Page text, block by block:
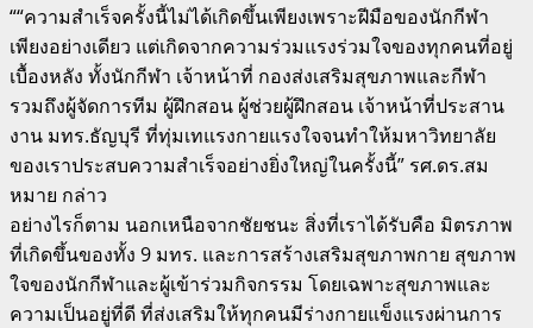
““ความสำเร็จครั้งนี้ไม่ได้เกิดขึ้นเพียงเพราะฝีมือของนักกีฬา
เพียงอย่างเดียว แต่เกิดจากความร่วมแรงร่วมใจของทุกคนที่อยู่
เบื้องหลัง ทั้งนักกีฬา เจ้าหน้าที่ กองส่งเสริมสุขภาพและกีฬา
รวมถึงผู้จัดการทีม ผู้ฝึกสอน ผู้ช่วยผู้ฝึกสอน เจ้าหน้าที่ประสาน
งาน มทร.ธัญบุรี ที่ทุ่มเทแรงกายแรงใจจนทำให้มหาวิทยาลัย
ของเราประสบความสำเร็จอย่างยิ่งใหญ่ในครั้งนี้” รศ.ดร.สม
หมาย กล่าว
อย่างไรก็ตาม นอกเหนือจากชัยชนะ สิ่งที่เราได้รับคือ มิตรภาพ
ที่เกิดขึ้นของทั้ง 9 มทร. และการสร้างเสริมสุขภาพกาย สุขภาพ
ใจของนักกีฬาและผู้เข้าร่วมกิจกรรม โดยเฉพาะสุขภาพและ
ความเป็นอยู่ที่ดี ที่ส่งเสริมให้ทุกคนมีร่างกายแข็งแรงผ่านการ